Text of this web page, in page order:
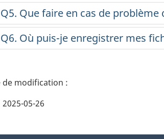
Q5. Que faire en cas de problème
Q6. Où puis-je enregistrer mes
2025-05-26